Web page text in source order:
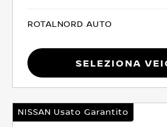
ROTALNORD AUTO
Seleziona
NISSAN Usato Garantito